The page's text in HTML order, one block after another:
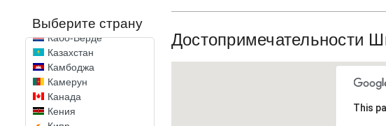
Выберите страну
Италия
Кабо-Верде
Казахстан
Камбоджа
Камерун
Канада
Кения
Достопримечательности
This